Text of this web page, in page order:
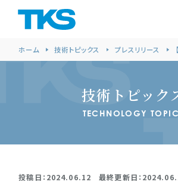
ホーム 技術トピックス プレスリリース
技術トピック
TECHNOLOGY
投稿日：2024.06.12 最終更新日：